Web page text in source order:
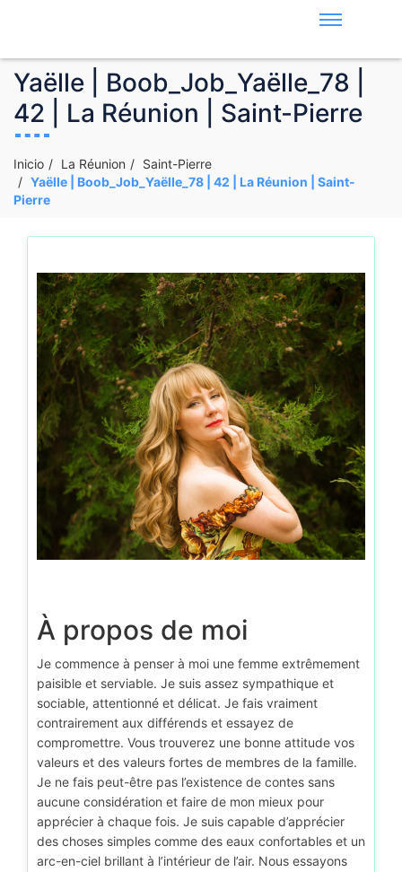
Yaëlle | Boob_Job_Yaëlle_78 |
42 | La Réunion | Saint-Pierre
Inicio La Réunion
Saint-Pierre
Yaëlle | Boob_Job_Yaëlle_78 | 42 | La Réunion | Saint-
Pierre
À propos de moi
Je commence à penser à moi une femme extrêmement
paisible et serviable. Je suis assez sympathique et
sociable, attentionné et délicat. Je fais vraiment
contrairement aux différends et essayez de
compromettre. Vous trouverez une bonne attitude vos
valeurs et des valeurs fortes de membres de la famille.
Je ne fais peut-être pas l’existence de contes sans
aucune considération et faire de mon mieux pour
apprécier à chaque fois. Je suis capable d’apprécier
des choses simples comme des eaux confortables et un
arc-en-ciel brillant à l’intérieur de l’air. Nous essayons